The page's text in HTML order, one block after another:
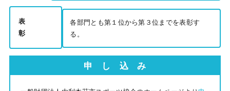
表
彰
各部門とも第１位から第３位までを表彰す
る。
申 し 込 み